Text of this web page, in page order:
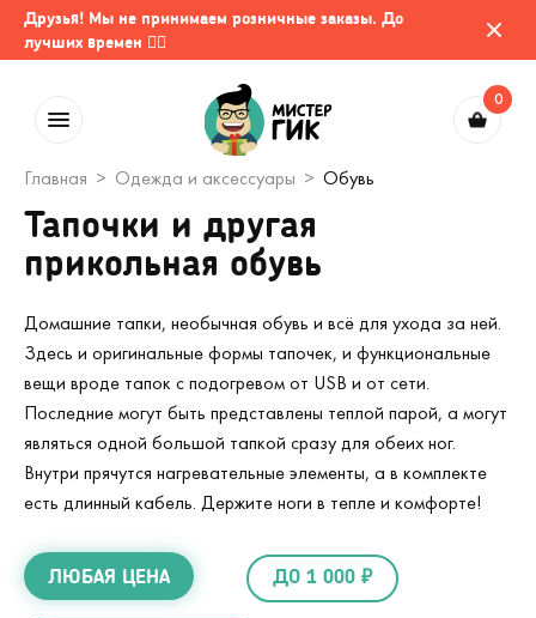
Друзья! Мы не принимаем розничные заказы. До
лучших времен 🤷‍♂️
0
Главная Одежда и аксессуары Обувь
Тапочки и другая
прикольная обувь
Домашние тапки, необычная обувь и всё для ухода за ней.
Здесь и оригинальные формы тапочек, и функциональные
вещи вроде тапок с подогревом от USB и от сети.
Последние могут быть представлены теплой парой, а могут
являться одной большой тапкой сразу для обеих ног.
Внутри прячутся нагревательные элементы, а в комплекте
есть длинный кабель. Держите ноги в тепле и комфорте!
ЛЮБАЯ ЦЕНА ДО 1 000 ₽